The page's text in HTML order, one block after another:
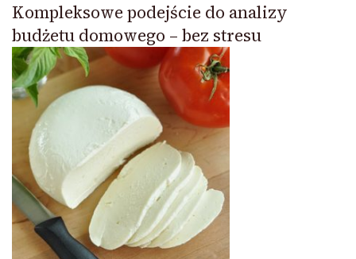
Kompleksowe podejście do analizy
budżetu domowego – bez stresu